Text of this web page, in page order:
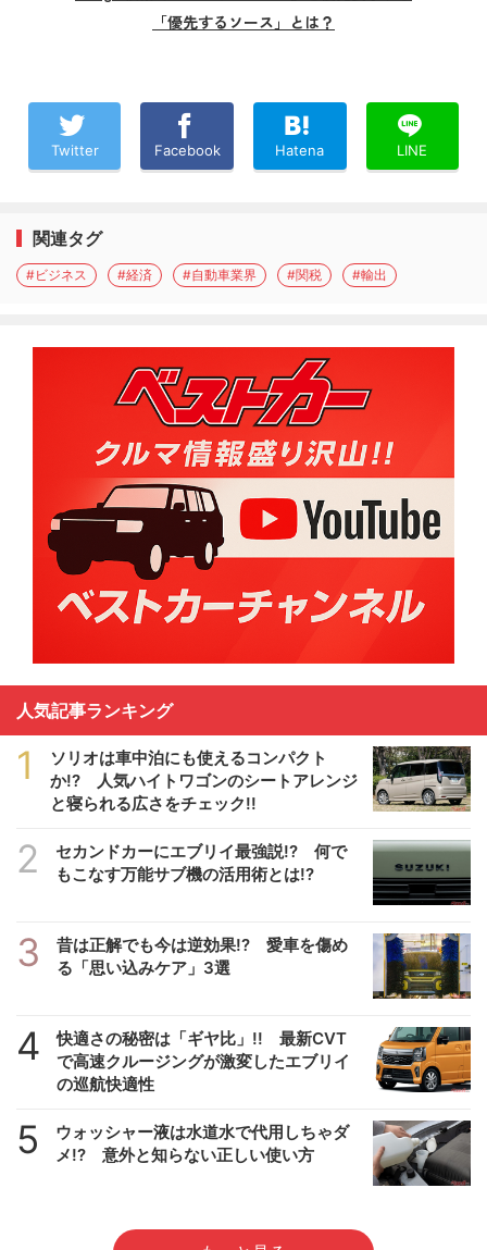
「優先するソース」とは？
Twitter Facebook Hatena LINE
関連タグ
#ビジネス #経済 #自動車業界 #関税 #輸出
人気記事ランキング
1
ソリオは車中泊にも使えるコンパクト
か!? 人気ハイトワゴンのシートアレンジ
と寝られる広さをチェック!!
2
セカンドカーにエブリイ最強説!? 何で
もこなす万能サブ機の活用術とは!?
3
昔は正解でも今は逆効果!? 愛車を傷め
る「思い込みケア」3選
4
快適さの秘密は「ギヤ比」!! 最新CVT
で高速クルージングが激変したエブリイ
の巡航快適性
5
ウォッシャー液は水道水で代用しちゃダ
メ!? 意外と知らない正しい使い方